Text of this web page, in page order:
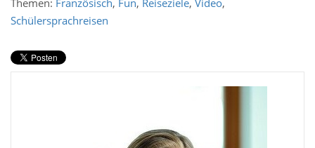
Schülersprachreisen